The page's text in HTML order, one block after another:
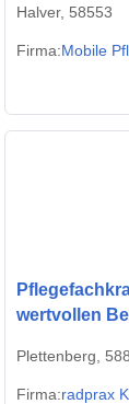
Halver, 58553
Firma:Mobile
wertvollen
Plettenberg,
Firma:radprax